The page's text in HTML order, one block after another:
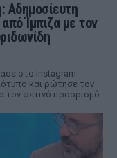
Αδημοσίευτη
Ίμπιζα με τον
στο Instagram
και ρώτησε τον
τον φετινό προορισμό